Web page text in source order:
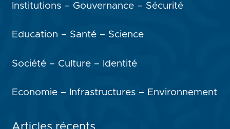
Institutions – Gouvernance – Sécurité
Education – Santé – Science
Société – Culture – Identité
Economie – Infrastructures – Environnement